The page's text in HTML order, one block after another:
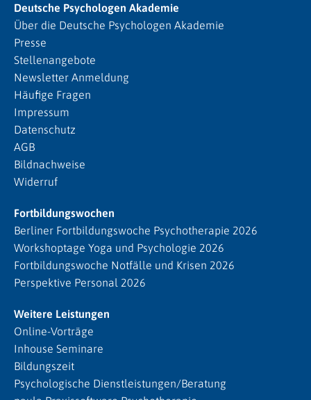
Deutsche Psychologen Akademie
Über die Deutsche Psychologen Akademie
Presse
Stellenangebote
Newsletter Anmeldung
Häufige Fragen
Impressum
Datenschutz
AGB
Bildnachweise
Widerruf
Fortbildungswochen
Berliner Fortbildungswoche Psychotherapie 2026
Workshoptage Yoga und Psychologie 2026
Fortbildungswoche Notfälle und Krisen 2026
Perspektive Personal 2026
Weitere Leistungen
Online-Vorträge
Inhouse Seminare
Bildungszeit
Psychologische Dienstleistungen/Beratung